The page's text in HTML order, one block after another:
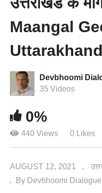
Maangal
Uttarakhand
Devbhoomi
35 Videos
0%
440 Views 0 Likes
AUGUST 12, 2021
By Devbhoomi Dialogue